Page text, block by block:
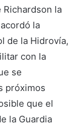
Richardson la
la
de la Hidrovía,
con la
se
próximos
que el
la Guardia